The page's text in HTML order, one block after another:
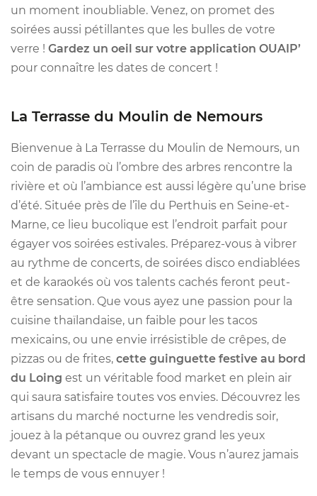
un moment inoubliable. Venez, on promet des
soirées aussi pétillantes que les bulles de votre
verre ! Gardez un oeil sur votre application OUAIP’
pour connaître les dates de concert !
La Terrasse du Moulin de Nemours
Bienvenue à La Terrasse du Moulin de Nemours, un
coin de paradis où l’ombre des arbres rencontre la
rivière et où l’ambiance est aussi légère qu’une brise
d’été. Située près de l’île du Perthuis en Seine-et-
Marne, ce lieu bucolique est l’endroit parfait pour
égayer vos soirées estivales. Préparez-vous à vibrer
au rythme de concerts, de soirées disco endiablées
et de karaokés où vos talents cachés feront peut-
être sensation. Que vous ayez une passion pour la
cuisine thaïlandaise, un faible pour les tacos
mexicains, ou une envie irrésistible de crêpes, de
pizzas ou de frites, cette guinguette festive au bord
du Loing est un véritable food market en plein air
qui saura satisfaire toutes vos envies. Découvrez les
artisans du marché nocturne les vendredis soir,
jouez à la pétanque ou ouvrez grand les yeux
devant un spectacle de magie. Vous n’aurez jamais
le temps de vous ennuyer !